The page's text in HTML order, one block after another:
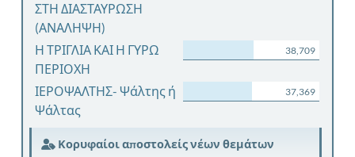
ΣΤΗ ΔΙΑΣΤΑΥΡΩΣΗ
(ΑΝΑΛΗΨΗ)
Η ΤΡΙΓΛΙΑ ΚΑΙ Η ΓΥΡΩ
ΠΕΡΙΟΧΗ
38,709
ΙΕΡΟΨΑΛΤΗΣ- Ψάλτης ή
Ψάλτας
37,369
Κορυφαίοι αποστολείς νέων θεμάτων